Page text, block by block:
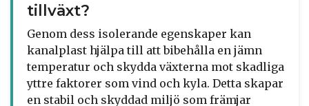
tillväxt?
Genom dess isolerande egenskaper kan
kanalplast hjälpa till att bibehålla en jämn
temperatur och skydda växterna mot skadliga
yttre faktorer som vind och kyla. Detta skapar
en stabil och skyddad miljö som främjar